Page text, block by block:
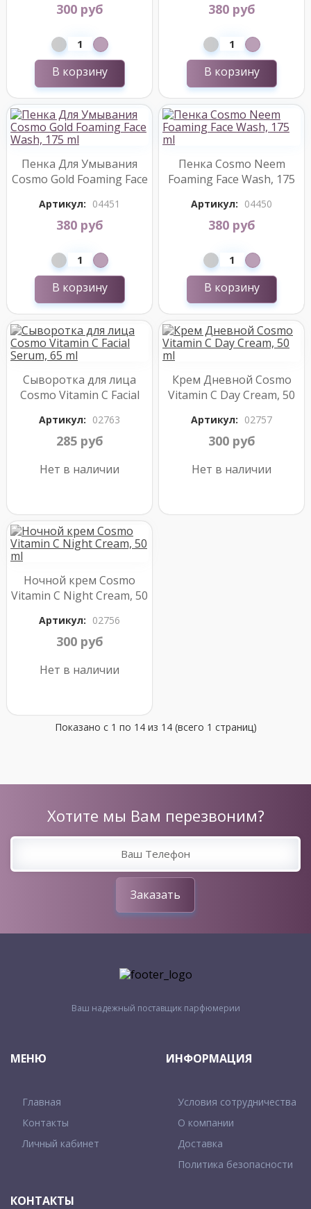
300 руб
В корзину
380 руб
В корзину
Пенка Для Умывания
Cosmo Gold Foaming Face
Артикул: 04451
380 руб
В корзину
Пенка Cosmo Neem
Foaming Face Wash, 175
Артикул: 04450
380 руб
В корзину
Сыворотка для лица
Cosmo Vitamin C Facial
Артикул: 02763
285 руб
Нет в наличии
Крем Дневной Cosmo
Vitamin C Day Cream, 50
Артикул: 02757
300 руб
Нет в наличии
Ночной крем Cosmo
Vitamin C Night Cream, 50
Артикул: 02756
300 руб
Нет в наличии
Показано с 1 по 14 из 14 (всего 1 страниц)
Хотите мы Вам перезвоним?
Заказать
Ваш надежный поставщик парфюмерии
МЕНЮ
Главная
Контакты
Личный кабинет
ИНФОРМАЦИЯ
Условия сотрудничества
О компании
Доставка
Политика безопасности
КОНТАКТЫ